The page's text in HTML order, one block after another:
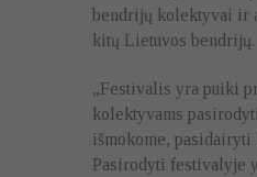
bendrijų kolektyvai ir
kitų Lietuvos bendrijų.
„Festivalis yra puiki
kolektyvams
išmokome, pasidairyti
Pasirodyti festivalyje